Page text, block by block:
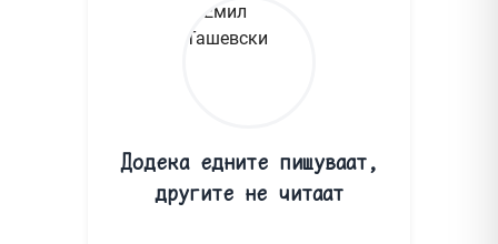
Додека едните пишуваат,
другите не читаат